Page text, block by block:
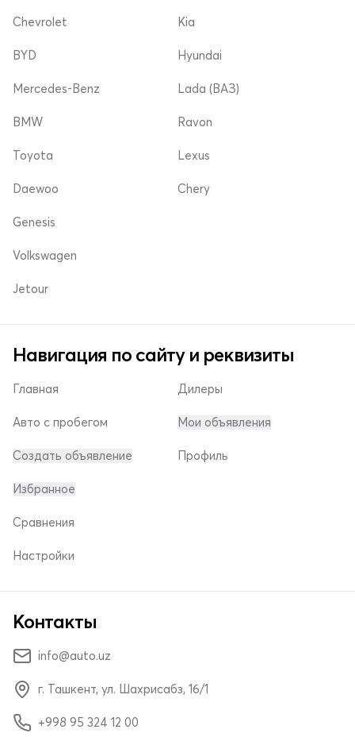
Chevrolet
BYD
Mercedes-Benz
Kia
Hyundai
Lada (ВАЗ)
BMW
Toyota
Daewoo
Ravon
Lexus
Chery
Genesis
Volkswagen
Jetour
Навигация по сайту и реквизиты
Главная
Авто с пробегом
Создать объявление
Дилеры
Мои объявления
Профиль
Избранное
Сравнения
Настройки
Контакты
info@auto.uz
г. Ташкент, ул. Шахрисабз, 16/1
+998 95 324 12 00